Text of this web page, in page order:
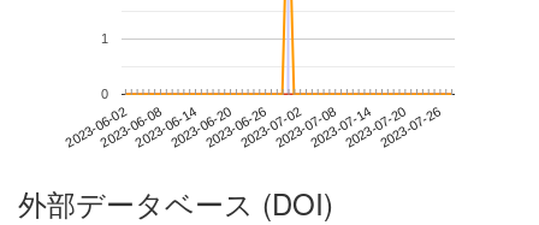
2023-06-022023-06-082023-06-142023-06-202023-06-262023-07-022023-07-082023-07-142023-07-202023-07-26
0
1
外部データベース (DOI)